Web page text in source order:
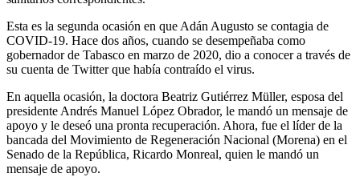
Esta es la segunda ocasión en que Adán Augusto se contagia de
COVID-19. Hace dos años, cuando se desempeñaba como
gobernador de Tabasco en marzo de 2020, dio a conocer a través de
su cuenta de Twitter que había contraído el virus.
En aquella ocasión, la doctora Beatriz Gutiérrez Müller, esposa del
presidente Andrés Manuel López Obrador, le mandó un mensaje de
apoyo y le deseó una pronta recuperación. Ahora, fue el líder de la
bancada del Movimiento de Regeneración Nacional (Morena) en el
Senado de la República, Ricardo Monreal, quien le mandó un
mensaje de apoyo.